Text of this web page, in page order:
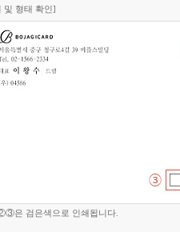
및 형태 확인]
은 검은색으로 인쇄됩니다.